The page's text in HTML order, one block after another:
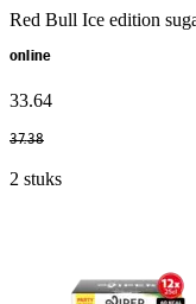
Red Bull Ice edition
online
33.64
37.38
2 stuks